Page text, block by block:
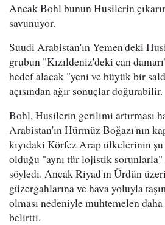
Ancak Bohl bunun Husilerin
savunuyor.
Suudi Arabistan'ın Yemen'deki
grubun "Kızıldeniz'deki can
hedef alacak "yeni ve büyük bir
açısından ağır sonuçlar doğurabilir.
Bohl, Husilerin gerilimi artırması
Arabistan'ın Hürmüz Boğazı'nın
kıyıdaki Körfez Arap ülkelerinin şu
olduğu "aynı tür lojistik sorunlarla"
söyledi. Ancak Riyad'ın Ürdün
güzergahlarına ve hava yoluyla
olması nedeniyle muhtemelen daha
belirtti.